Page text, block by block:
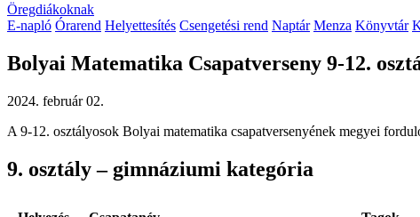
Öregdiákoknak
E-napló Órarend Helyettesítés Csengetési rend Naptár Menza Könyvtár
Bolyai Matematika Csapatverseny 9-12.
2024. február 02.
A 9-12. osztályosok Bolyai matematika csapatversenyének megyei
9. osztály – gimnáziumi kategória